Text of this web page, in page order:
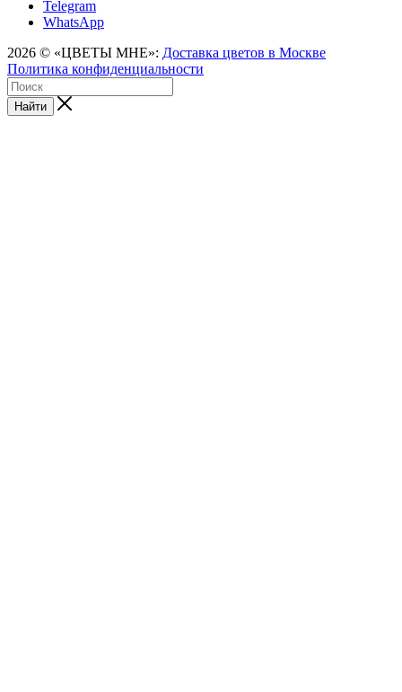
Telegram
WhatsApp
2026 © «ЦВЕТЫ МНЕ»: Доставка цветов в Москве
Политика конфиденциальности
Найти